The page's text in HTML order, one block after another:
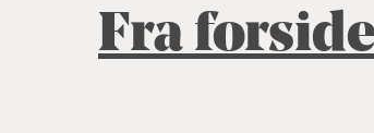
Fra